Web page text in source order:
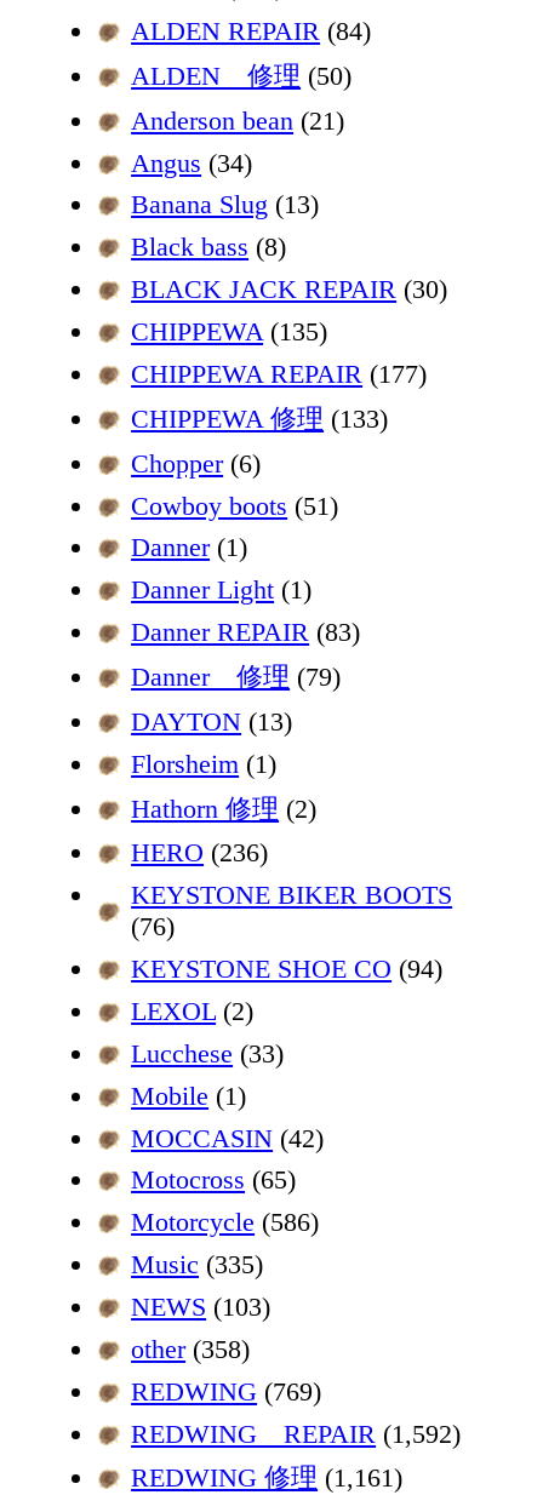
ALDEN REPAIR (84)
ALDEN 修理 (50)
Anderson bean (21)
Angus (34)
Banana Slug (13)
Black bass (8)
BLACK JACK REPAIR (30)
CHIPPEWA(135)
CHIPPEWA REPAIR (177)
CHIPPEWA 修理 (133)
Chopper(6)
Cowboy boots (51)
Danner(1)
Danner Light (1)
Danner REPAIR (83)
Danner 修理 (79)
DAYTON (13)
Florsheim (1)
Hathorn 修理 (2)
HERO (236)
KEYSTONE BIKER BOOTS
(76)
KEYSTONE SHOE CO (94)
LEXOL(2)
Lucchese (33)
Mobile (1)
MOCCASIN (42)
Motocross (65)
Motorcycle (586)
Music (335)
NEWS (103)
other(358)
REDWING (769)
REDWING REPAIR (1,592)
REDWING 修理 (1,161)